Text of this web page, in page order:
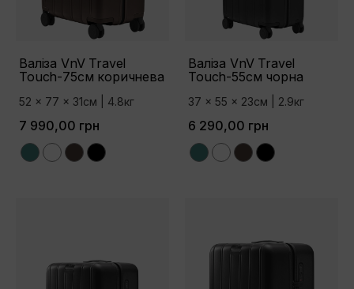
Валіза VnV Travel
Touch-75см коричнева
52 x 77 x 31см | 4.8кг
7 990,00 грн
GreenWhiteBrownBlack
Валіза VnV Travel
Touch-55см чорна
37 x 55 x 23см | 2.9кг
6 290,00 грн
GreenWhiteBrownBlack